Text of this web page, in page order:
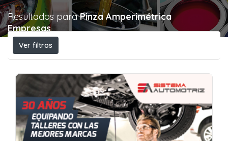
Resultados paraPinza Amperimétrica
Empresas
Ver filtros